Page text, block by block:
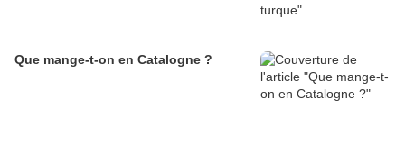
Que mange-t-on en Catalogne ?